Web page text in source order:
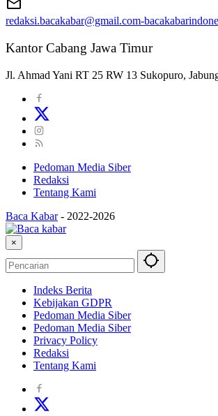
redaksi.bacakabar@gmail.com-
Kantor Cabang Jawa Timur
Jl. Ahmad Yani RT 25 RW 13 Sukopuro,
Pedoman Media Siber
Redaksi
Tentang Kami
Baca Kabar - 2022-2026
×
Indeks Berita
Kebijakan GDPR
Pedoman Media Siber
Pedoman Media Siber
Privacy Policy
Redaksi
Tentang Kami